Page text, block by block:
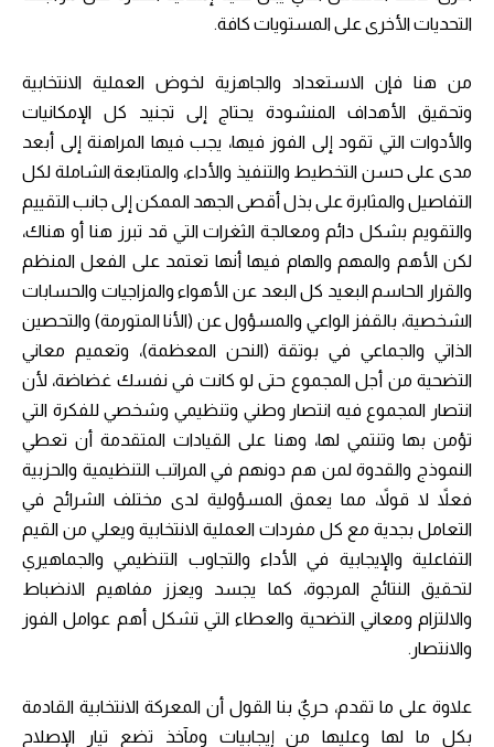
التحديات الأخرى على المستويات كافة.
من هنا فإن الاستعداد والجاهزية لخوض العملية الانتخابية
وتحقيق الأهداف المنشودة يحتاج إلى تجنيد كل الإمكانيات
والأدوات التي تقود إلى الفوز فيها، يجب فيها المراهنة إلى أبعد
مدى على حسن التخطيط والتنفيذ والأداء، والمتابعة الشاملة لكل
التفاصيل والمثابرة على بذل أقصى الجهد الممكن إلى جانب التقييم
والتقويم بشكل دائم ومعالجة الثغرات التي قد تبرز هنا أو هناك،
لكن الأهم والمهم والهام فيها أنها تعتمد على الفعل المنظم
والقرار الحاسم البعيد كل البعد عن الأهواء والمزاجيات والحسابات
الشخصية، بالقفز الواعي والمسؤول عن (الأنا المتورمة) والتحصين
الذاتي والجماعي في بوتقة (النحن المعظمة)، وتعميم معاني
التضحية من أجل المجموع حتى لو كانت في نفسك غضاضة، لأن
انتصار المجموع فيه انتصار وطني وتنظيمي وشخصي للفكرة التي
تؤمن بها وتنتمي لها، وهنا على القيادات المتقدمة أن تعطي
النموذج والقدوة لمن هم دونهم في المراتب التنظيمية والحزبية
فعلاً لا قولاً، مما يعمق المسؤولية لدى مختلف الشرائح في
التعامل بجدية مع كل مفردات العملية الانتخابية ويعلي من القيم
التفاعلية والإيجابية في الأداء والتجاوب التنظيمي والجماهيري
لتحقيق النتائج المرجوة، كما يجسد ويعزز مفاهيم الانضباط
والالتزام ومعاني التضحية والعطاء التي تشكل أهم عوامل الفوز
والانتصار.
علاوة على ما تقدم، حريٌ بنا القول أن المعركة الانتخابية القادمة
بكل ما لها وعليها من إيجابيات ومآخذ تضع تيار الإصلاح